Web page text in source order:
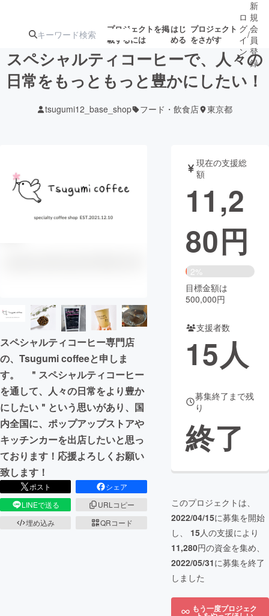
プロジェクトを掲
載するには
はじ
める
プロジェクト
をさがす
ターン
ジェクト
募集終了が近いプ
ロジェクト
もうすぐ公開
されます
音楽
テクノロジー・ガジェット ゲーム・
書籍・雑誌
チャレンジ
CAMPFIRE for Social Good CAMPFIRE Creation
CAMPFIREふるさと納税
コミュニティ
ロ
グ
イ
ン
/
新
規
会
員
登
録
スペシャルティコーヒーで、人々の
日常をもっともっと豊かにしたい！
tsugumi12_base_shop フード・飲食店 東京都
スペシャルティコーヒー専門店
の、Tsugumi coffeeと申しま
す。 ＂スペシャルティコーヒー
を通して、人々の日常をより豊か
にしたい＂という思いがあり、国
内全国に、ポップアップストアや
キッチンカーを出店したいと思っ
ております！応援よろしくお願い
致します！
ポスト
シェア
LINEで送る
URLコピー
埋め込み
QRコード
現在の支援総
額
11,2
80円
2%
目標金額は
500,000円
支援者数
15人
募集終了まで残
り
終了
このプロジェクトは、
2022/04/15に募集を開始
し、 15人の支援により
11,280円の資金を集め、
2022/05/31に募集を終了
しました
もう一度プロジェク